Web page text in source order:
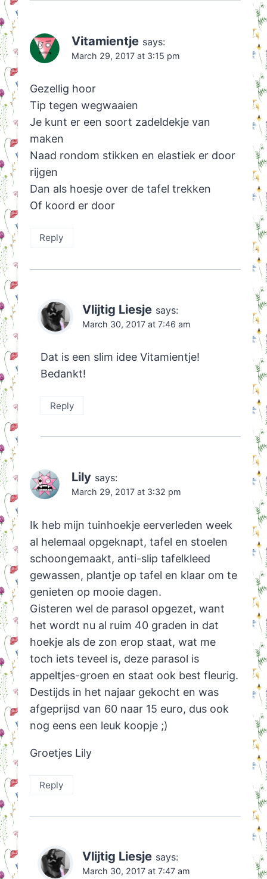
Vitamientje says:
March 29, 2017 at 3:15 pm
Gezellig hoor
Tip tegen wegwaaien
Je kunt er een soort zadeldekje van
maken
Naad rondom stikken en elastiek er door
rijgen
Dan als hoesje over de tafel trekken
Of koord er door
Reply
Vlijtig Liesje says:
March 30, 2017 at 7:46 am
Dat is een slim idee Vitamientje!
Bedankt!
Reply
Lily says:
March 29, 2017 at 3:32 pm
Ik heb mijn tuinhoekje eerverleden week
al helemaal opgeknapt, tafel en stoelen
schoongemaakt, anti-slip tafelkleed
gewassen, plantje op tafel en klaar om te
genieten op mooie dagen.
Gisteren wel de parasol opgezet, want
het wordt nu al ruim 40 graden in dat
hoekje als de zon erop staat, wat me
toch iets teveel is, deze parasol is
appeltjes-groen en staat ook best fleurig.
Destijds in het najaar gekocht en was
afgeprijsd van 60 naar 15 euro, dus ook
nog eens een leuk koopje ;)
Groetjes Lily
Reply
Vlijtig Liesje says:
March 30, 2017 at 7:47 am